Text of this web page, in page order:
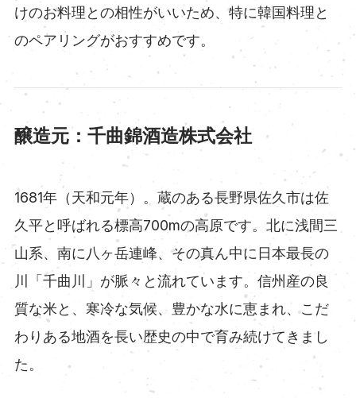
けのお料理との相性がいいため、特に韓国料理と
のペアリングがおすすめです。
醸造元：千曲錦酒造株式会社
1681年（天和元年）。蔵のある長野県佐久市は佐
久平と呼ばれる標高700mの高原です。北に浅間三
山系、南に八ヶ岳連峰、その真ん中に日本最長の
川「千曲川」が脈々と流れています。信州産の良
質な米と、寒冷な気候、豊かな水に恵まれ、こだ
わりある地酒を長い歴史の中で育み続けてきまし
た。